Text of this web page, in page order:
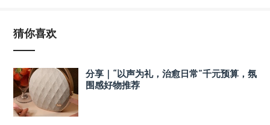
猜你喜欢
分享｜“以声为礼，治愈日常”千元预算，氛
围感好物推荐